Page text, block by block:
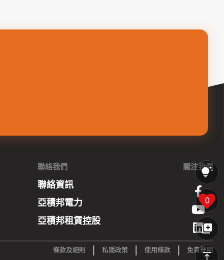
0
聯絡我們
聯絡資訊
亞積邦電力
亞積邦租賃控股
關注我們
條款及細則 | 私隱政策 | 使用條款 | 免責聲明